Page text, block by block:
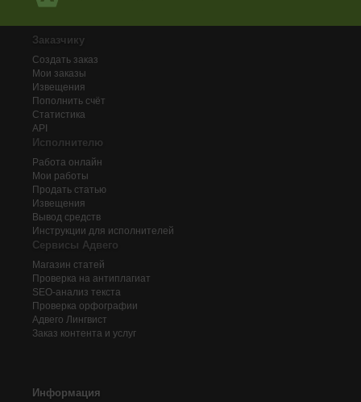
Заказчику
Создать заказ
Мои заказы
Извещения
Пополнить счёт
Статистика
API
Исполнителю
Работа онлайн
Мои работы
Продать статью
Извещения
Вывод средств
Инструкции для исполнителей
Сервисы Адвего
Магазин статей
Проверка на антиплагиат
SEO-анализ текста
Проверка орфографии
Адвего Лингвист
Заказ контента и услуг
Информация